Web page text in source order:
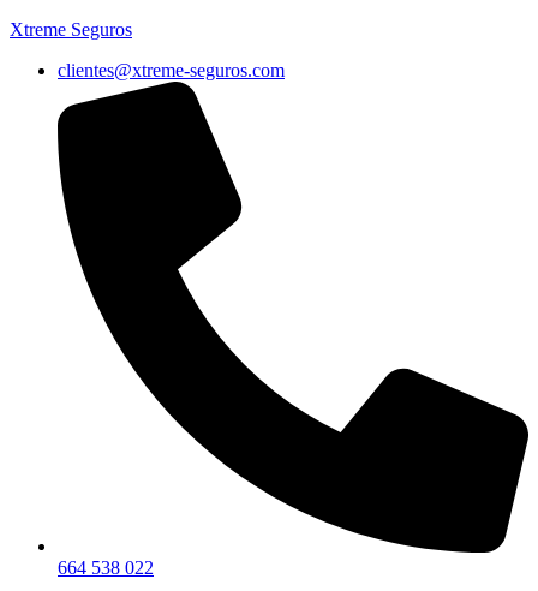
Xtreme Seguros
clientes@xtreme-seguros.com
664 538 022